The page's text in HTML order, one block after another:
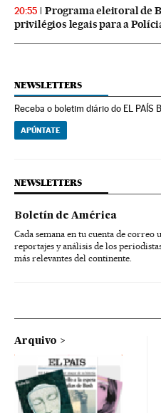
20:55
Programa eleitoral de
privilégios legais para a
NEWSLETTERS
Receba o boletim diário do EL PAÍS
APÚNTATE
NEWSLETTERS
Boletín de América
Cada semana en tu cuenta de correo
reportajes y análisis de los
más relevantes del continente.
Arquivo